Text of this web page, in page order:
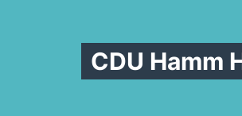
CDU Hamm